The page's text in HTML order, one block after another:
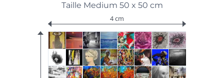
Taille Medium 50 x 50 cm
4 cm